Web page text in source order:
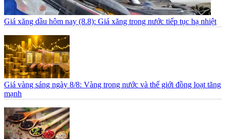
Giá xăng dầu hôm nay (8.8): Giá xăng trong nước tiếp tục hạ nhiệt
Giá vàng sáng ngày 8/8: Vàng trong nước và thế giới đồng loạt tăng
mạnh